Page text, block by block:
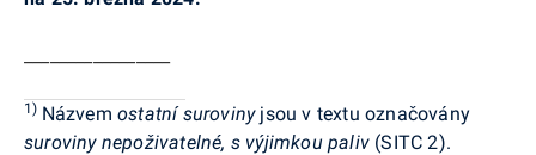
1) Názvemostatní surovinyjsou v textu označovány
suroviny nepoživatelné, s výjimkou paliv (SITC 2).